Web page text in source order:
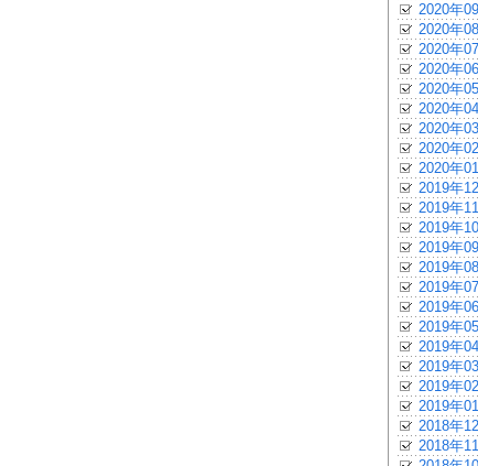
2020年
2020年
2020年
2020年
2020年
2020年
2020年
2020年
2020年
2019年
2019年
2019年
2019年
2019年
2019年
2019年
2019年
2019年
2019年
2019年
2019年
2018年
2018年